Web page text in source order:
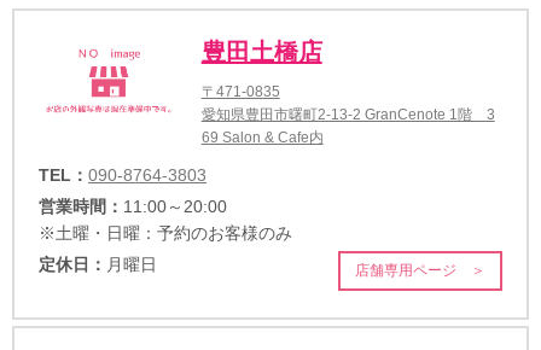
豊田土橋店
〒471-0835
愛知県豊田市曙町2-13-2 GranCenote 1階 3
69 Salon & Cafe内
TEL： 090-8764-3803
営業時間： 11:00～20:00
※土曜・日曜：予約のお客様のみ
定休日： 月曜日 店舗専用ページ ＞